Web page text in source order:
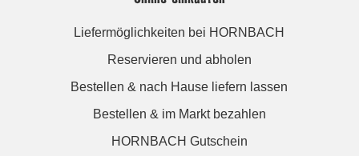
Liefermöglichkeiten bei HORNBACH
Reservieren und abholen
Bestellen & nach Hause liefern lassen
Bestellen & im Markt bezahlen
HORNBACH Gutschein